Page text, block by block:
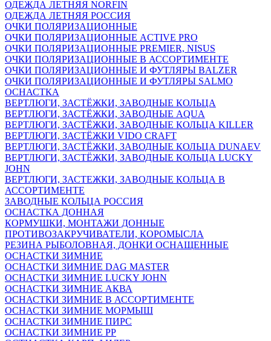
ОДЕЖДА ЛЕТНЯЯ NORFIN
ОДЕЖДА ЛЕТНЯЯ РОССИЯ
ОЧКИ ПОЛЯРИЗАЦИОННЫЕ
ОЧКИ ПОЛЯРИЗАЦИОННЫЕ ACTIVE PRO
ОЧКИ ПОЛЯРИЗАЦИОННЫЕ PREMIER, NISUS
ОЧКИ ПОЛЯРИЗАЦИОННЫЕ В АССОРТИМЕНТЕ
ОЧКИ ПОЛЯРИЗАЦИОННЫЕ И ФУТЛЯРЫ BALZER
ОЧКИ ПОЛЯРИЗАЦИОННЫЕ И ФУТЛЯРЫ SALMO
ОСНАСТКА
ВЕРТЛЮГИ, ЗАСТЁЖКИ, ЗАВОДНЫЕ КОЛЬЦА
ВЕРТЛЮГИ, ЗАСТЁЖКИ, ЗАВОДНЫЕ AQUA
ВЕРТЛЮГИ, ЗАСТЁЖКИ, ЗАВОДНЫЕ КОЛЬЦА KILLER
ВЕРТЛЮГИ, ЗАСТЁЖКИ VIDO CRAFT
ВЕРТЛЮГИ, ЗАСТЁЖКИ, ЗАВОДНЫЕ КОЛЬЦА DUNAEV
ВЕРТЛЮГИ, ЗАСТЁЖКИ, ЗАВОДНЫЕ КОЛЬЦА LUCKY
JOHN
ВЕРТЛЮГИ, ЗАСТЕЖКИ, ЗАВОДНЫЕ КОЛЬЦА В
АССОРТИМЕНТЕ
ЗАВОДНЫЕ КОЛЬЦА РОССИЯ
ОСНАСТКА ДОННАЯ
КОРМУШКИ, МОНТАЖИ ДОННЫЕ
ПРОТИВОЗАКРУЧИВАТЕЛИ, КОРОМЫСЛА
РЕЗИНА РЫБОЛОВНАЯ, ДОНКИ ОСНАЩЕННЫЕ
ОСНАСТКИ ЗИМНИЕ
ОСНАСТКИ ЗИМНИЕ DAG MASTER
ОСНАСТКИ ЗИМНИЕ LUCKY JOHN
ОСНАСТКИ ЗИМНИЕ АКВА
ОСНАСТКИ ЗИМНИЕ В АССОРТИМЕНТЕ
ОСНАСТКИ ЗИМНИЕ МОРМЫШ
ОСНАСТКИ ЗИМНИЕ ПИРС
ОСНАСТКИ ЗИМНИЕ РР